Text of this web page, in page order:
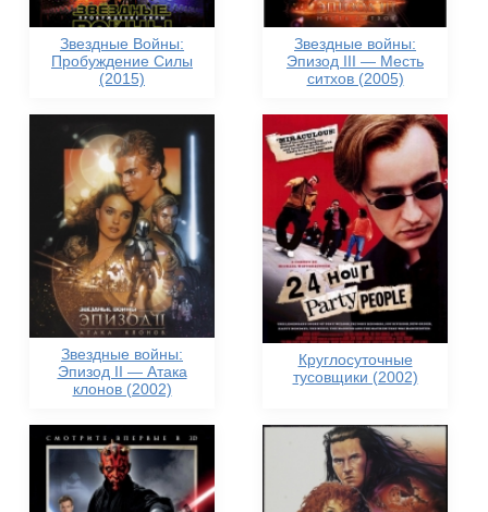
Звездные Войны:
Пробуждение Силы
(2015)
Звездные войны:
Эпизод III — Месть
ситхов (2005)
Звездные войны:
Эпизод II — Атака
клонов (2002)
Круглосуточные
тусовщики (2002)